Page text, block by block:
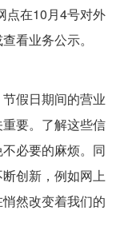
点在10月4号对外
看业务公示。
假日期间的营业
要。了解这些信
必要的麻烦。同
创新，例如网上
然改变着我们的